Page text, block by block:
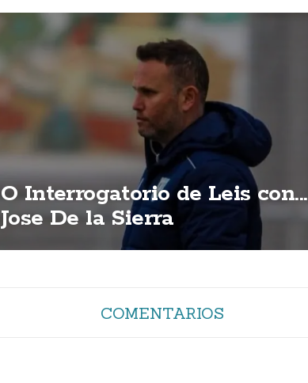
O Interrogatorio de Leis con...
Jose De la Sierra
COMENTARIOS